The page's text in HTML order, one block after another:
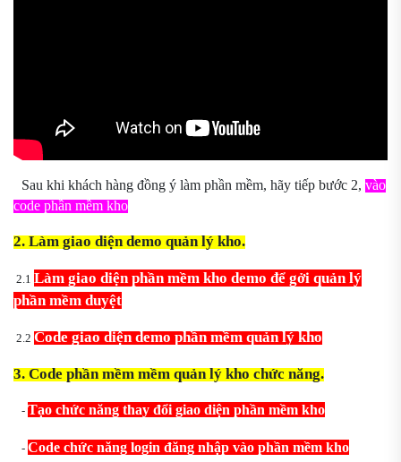
Sau khi khách hàng đồng ý làm phần mềm, hãy tiếp bước 2, vào
code phần mềm kho
2. Làm giao diện demo quản lý kho.
2.1 Làm giao diện phần mềm kho demo để gởi quản lý
phần mềm duyệt
2.2 Code giao diện demo phần mềm quản lý kho
3. Code phần mềm mềm quản lý kho chức năng.
- Tạo chức năng thay đổi giao diện phần mềm kho
- Code chức năng login đăng nhập vào phần mềm kho